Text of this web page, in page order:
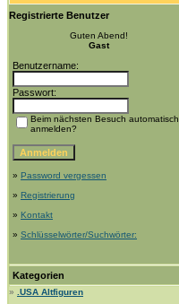
Registrierte Benutzer
Guten Abend!
Gast
Benutzername:
Passwort:
Beim nächsten Besuch automatisch
anmelden?
» Password vergessen
» Registrierung
» Kontakt
» Schlüsselwörter/Suchwörter:
Kategorien
»
.USA Altfiguren